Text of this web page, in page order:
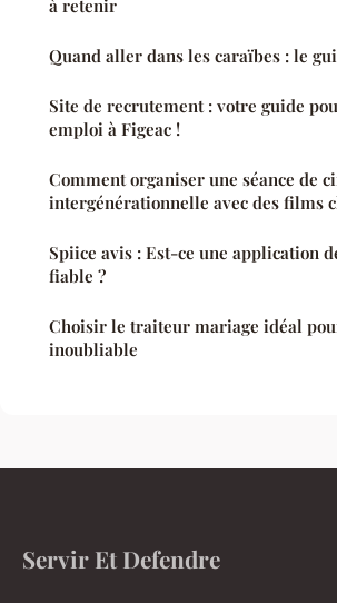
à retenir
Quand aller dans les caraïbes : le
Site de recrutement : votre guide
emploi à Figeac !
Comment organiser une séance de
intergénérationnelle avec des films
Spiice avis : Est-ce une application
fiable ?
Choisir le traiteur mariage idéal
inoubliable
Servir Et Defendre